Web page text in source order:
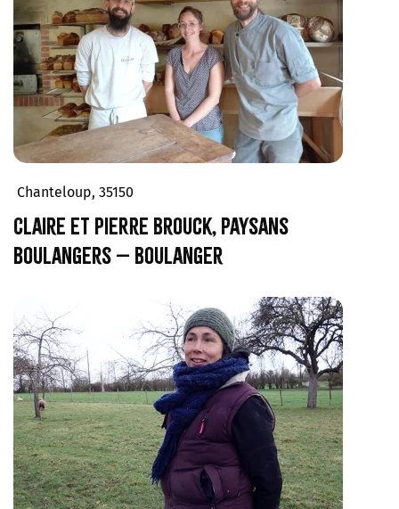
Chanteloup, 35150
Claire et Pierre Brouck, paysans
boulangers – Boulanger